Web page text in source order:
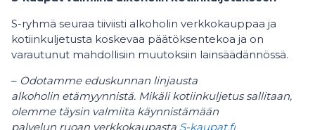
S-ryhmä seuraa tiiviisti alkoholin verkkokauppaa ja
kotiinkuljetusta koskevaa päätöksentekoa ja on
varautunut mahdollisiin muutoksiin lainsäädännössä.
– Odotamme eduskunnan linjausta
alkoholin etämyynnistä. Mikäli kotiinkuljetus sallitaan,
olemme täysin valmiita käynnistämään
palvelun ruoan verkkokaupasta S-kaupat.fi